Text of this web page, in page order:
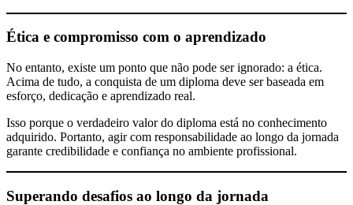
Ética e compromisso com o aprendizado
No entanto, existe um ponto que não pode ser ignorado: a ética.
Acima de tudo, a conquista de um diploma deve ser baseada em
esforço, dedicação e aprendizado real.
Isso porque o verdadeiro valor do diploma está no conhecimento
adquirido. Portanto, agir com responsabilidade ao longo da jornada
garante credibilidade e confiança no ambiente profissional.
Superando desafios ao longo da jornada